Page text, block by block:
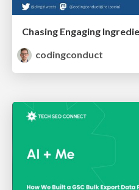
Chasing Engaging
codingconduct